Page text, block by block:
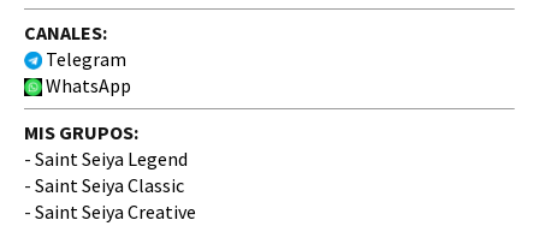
CANALES:
Telegram
WhatsApp
MIS GRUPOS:
- Saint Seiya Legend
- Saint Seiya Classic
- Saint Seiya Creative